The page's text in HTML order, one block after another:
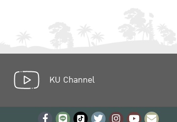
KU Channel